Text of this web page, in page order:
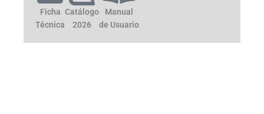
Ficha
Técnica
Catálogo
2026
Manual
de Usuario